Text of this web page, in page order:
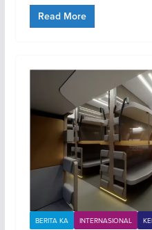
Read More
BERITA KA INTERNASIONAL